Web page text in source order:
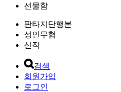
선물함
판타지단행본
성인무협
신작
검색
회원가입
로그인